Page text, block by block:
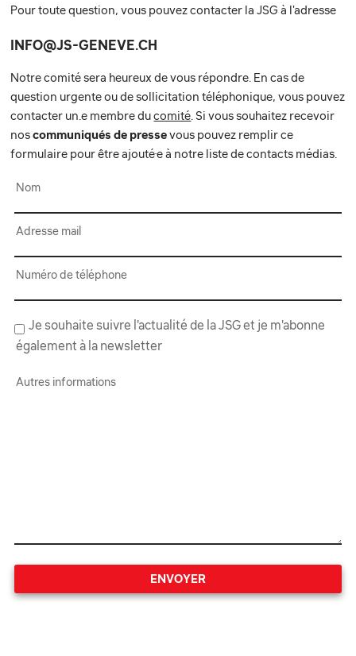
Pour toute question, vous pouvez contacter la JSG à l'adresse
INFO@JS-GENEVE.CH
Notre comité sera heureux de vous répondre. En cas de
question urgente ou de sollicitation téléphonique, vous pouvez
contacter un.e membre ducomité . Si vous souhaitez recevoir
noscommuniqués de pressevous pouvez remplir ce
formulaire pour être ajouté·e à notre liste de contacts médias.
Nom
Adresse mail
Numéro de téléphone
Je souhaite suivre l'actualité de la JSG et je m'abonne
également à la newsletter
Autres informations
ENVOYER